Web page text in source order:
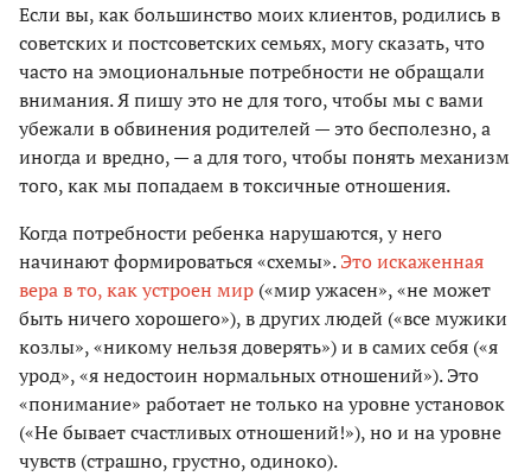
Если вы, как большинство моих клиентов, родились в
советских и постсоветских семьях, могу сказать, что
часто на эмоциональные потребности не обращали
внимания. Я пишу это не для того, чтобы мы с вами
убежали в обвинения родителей — это бесполезно, а
иногда и вредно, — а для того, чтобы понять механизм
того, как мы попадаем в токсичные отношения.
Когда потребности ребенка нарушаются, у него
начинают формироваться «схемы».Это искаженная
вера в то, как устроен мир («мир ужасен», «не может
быть ничего хорошего»), в других людей («все мужики
козлы», «никому нельзя доверять») и в самих себя («я
урод», «я недостоин нормальных отношений»). Это
«понимание» работает не только на уровне установок
(«Не бывает счастливых отношений!»), но и на уровне
чувств (страшно, грустно, одиноко).